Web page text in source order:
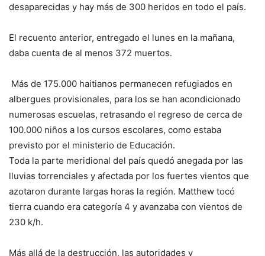
desaparecidas y hay más de 300 heridos en todo el país.
El recuento anterior, entregado el lunes en la mañana,
daba cuenta de al menos 372 muertos.
Más de 175.000 haitianos permanecen refugiados en
albergues provisionales, para los se han acondicionado
numerosas escuelas, retrasando el regreso de cerca de
100.000 niños a los cursos escolares, como estaba
previsto por el ministerio de Educación.
Toda la parte meridional del país quedó anegada por las
lluvias torrenciales y afectada por los fuertes vientos que
azotaron durante largas horas la región. Matthew tocó
tierra cuando era categoría 4 y avanzaba con vientos de
230 k/h.
Más allá de la destrucción, las autoridades y